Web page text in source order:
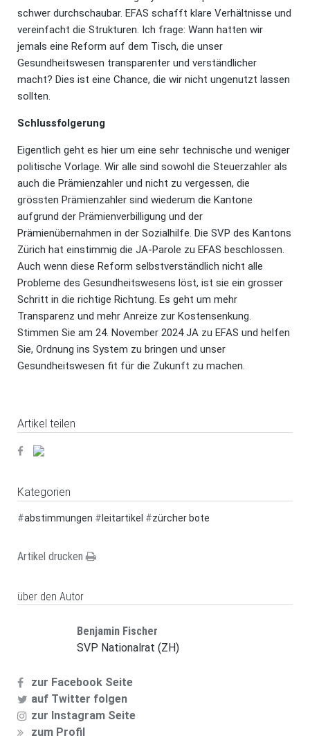
schwer durchschaubar. EFAS schafft klare Verhältnisse und
vereinfacht die Strukturen. Ich frage: Wann hatten wir
jemals eine Reform auf dem Tisch, die unser
Gesundheitswesen transparenter und verständlicher
macht? Dies ist eine Chance, die wir nicht ungenutzt lassen
sollten.
Schlussfolgerung
Eigentlich geht es hier um eine sehr technische und weniger
politische Vorlage. Wir alle sind sowohl die Steuerzahler als
auch die Prämienzahler und nicht zu vergessen, die
grössten Prämienzahler sind wiederum die Kantone
aufgrund der Prämienverbilligung und der
Prämienübernahmen in der Sozialhilfe. Die SVP des Kantons
Zürich hat einstimmig die JA-Parole zu EFAS beschlossen.
Auch wenn diese Reform selbstverständlich nicht alle
Probleme des Gesundheitswesens löst, ist sie ein grosser
Schritt in die richtige Richtung. Es geht um mehr
Transparenz und mehr Anreize zur Kostensenkung.
Stimmen Sie am 24. November 2024 JA zu EFAS und helfen
Sie, Ordnung ins System zu bringen und unser
Gesundheitswesen fit für die Zukunft zu machen.
Artikel teilen
Kategorien
#abstimmungen # leitartikel #zürcher bote
Artikel drucken
über den Autor
Benjamin Fischer
SVP Nationalrat (ZH)
zur Facebook Seite
auf Twitter folgen
zur Instagram Seite
zum Profil